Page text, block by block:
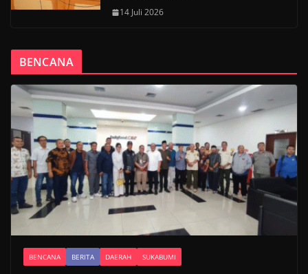
14 Juli 2026
BENCANA
BENCANA BERITA DAERAH SUKABUMI